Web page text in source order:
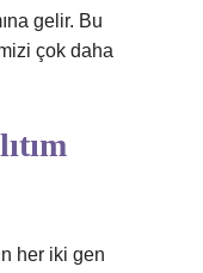
gelir. Bu
çok daha
her iki gen